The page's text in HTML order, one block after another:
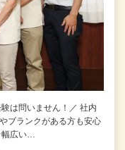
は問いません！／ 社内
ブランクがある方も安心
広い…